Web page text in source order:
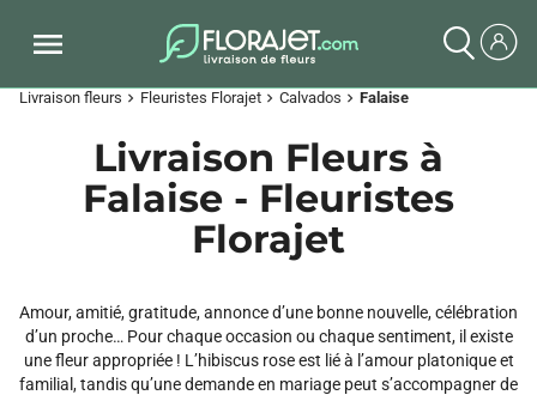
Livraison fleurs chevron_right Fleuristes Florajet chevron_right Calvados chevron_right Falaise
Livraison Fleurs à
Falaise - Fleuristes
Florajet
Amour, amitié, gratitude, annonce d’une bonne nouvelle, célébration
d’un proche… Pour chaque occasion ou chaque sentiment, il existe
une fleur appropriée ! L’hibiscus rose est lié à l’amour platonique et
familial, tandis qu’une demande en mariage peut s’accompagner de